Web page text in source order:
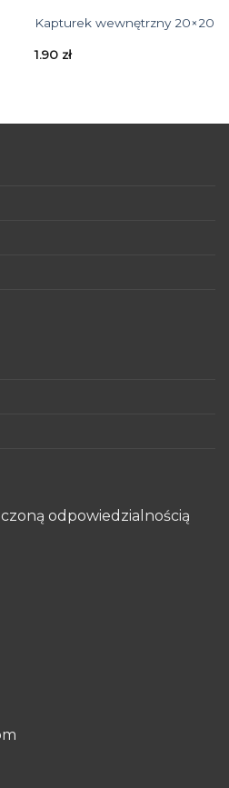
Kapturek wewnętrzny 20×20
1.90 zł
odpowiedzialnością